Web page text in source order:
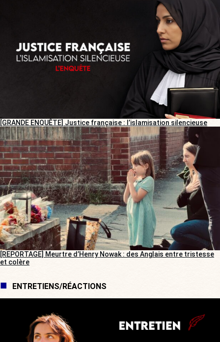
[GRANDE ENQUÊTE] Justice française : l’islamisation silencieuse
[REPORTAGE] Meurtre d’Henry Nowak : des Anglais entre tristesse
et colère
ENTRETIENS/RÉACTIONS